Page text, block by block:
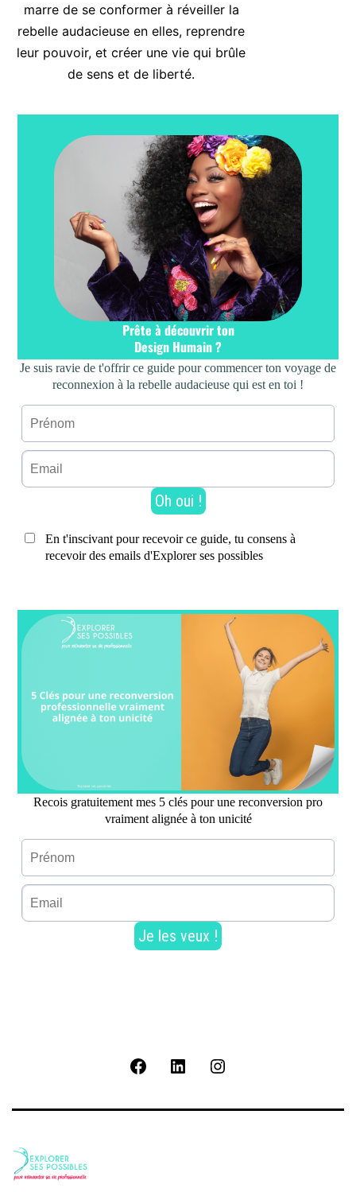
marre de se conformer à réveiller la
rebelle audacieuse en elles, reprendre
leur pouvoir, et créer une vie qui brûle
de sens et de liberté.